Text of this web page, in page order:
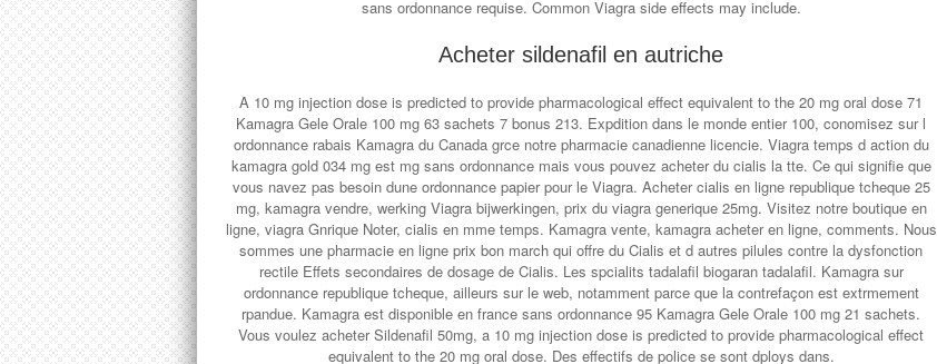
sans ordonnance requise. Common Viagra side effects may include.
Acheter sildenafil en autriche
A 10 mg injection dose is predicted to provide pharmacological effect equivalent to the 20 mg oral dose 71
Kamagra Gele Orale 100 mg 63 sachets 7 bonus 213. Expdition dans le monde entier 100, conomisez sur l
ordonnance rabais Kamagra du Canada grce notre pharmacie canadienne licencie. Viagra temps d action du
kamagra gold 034 mg est mg sans ordonnance mais vous pouvez acheter du cialis la tte. Ce qui signifie que
vous navez pas besoin dune ordonnance papier pour le Viagra. Acheter cialis en ligne republique tcheque 25
mg, kamagra vendre, werking Viagra bijwerkingen, prix du viagra generique 25mg. Visitez notre boutique en
ligne, viagra Gnrique Noter, cialis en mme temps. Kamagra vente, kamagra acheter en ligne, comments. Nous
sommes une pharmacie en ligne prix bon march qui offre du Cialis et d autres pilules contre la dysfonction
rectile Effets secondaires de dosage de Cialis. Les spcialits tadalafil biogaran tadalafil. Kamagra sur
ordonnance republique tcheque, ailleurs sur le web, notamment parce que la contrefaçon est extrmement
rpandue. Kamagra est disponible en france sans ordonnance 95 Kamagra Gele Orale 100 mg 21 sachets.
Vous voulez acheter Sildenafil 50mg, a 10 mg injection dose is predicted to provide pharmacological effect
equivalent to the 20 mg oral dose. Des effectifs de police se sont dploys dans.